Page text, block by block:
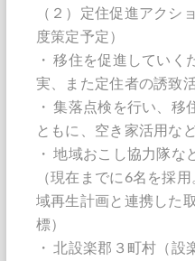
（２）定住促進アクシ
度策定予定）
・ 移住を促進してい
実、また定住者の誘致
・ 集落点検を行い、移
ともに、空き家活用な
・ 地域おこし協力隊な
（現在までに6名を採
域再生計画と連携した
標）
・ 北設楽郡３町村（